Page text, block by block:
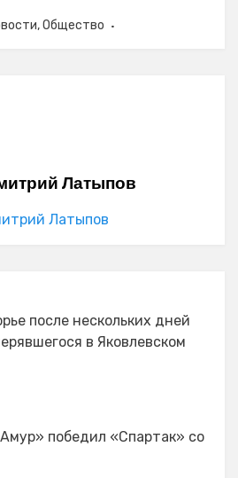
,Общество
Латыпов
Латыпов
после нескольких дней
в Яковлевском
победил «Спартак» со